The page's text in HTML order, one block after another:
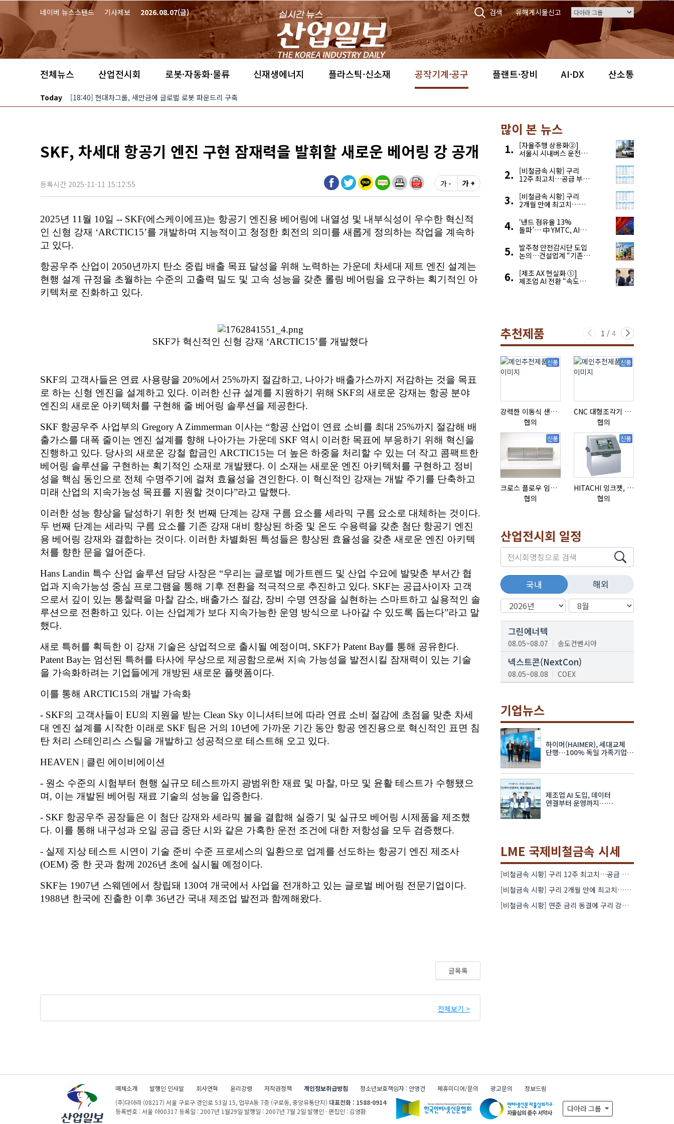
네이버 뉴스스탠드 기사제보 2026.08.07(금) 검색 유해게시물신고
전체뉴스 산업전시회 로봇·자동화·물류 신재생에너지 플라스틱·신소재 공작기계·공구 플랜트·장비 AI·DX 산소통
Today [18:40] 현대차그룹, 새만금에 글로벌 로봇 파운드리 구축
SKF, 차세대 항공기 엔진 구현 잠재력을 발휘할 새로운 베어링 강 공개
등록시간 2025-11-11 15:12:55 가 - 가 +
글목록
전체보기 >
많이 본 뉴스
[자율주행 상용화②]
서울시 시내버스 운전자
해결한다
[비철금속 시황] 구리
12주 최고치…공급 부족
[비철금속 시황] 구리
2개월 만에 최고치…
우려 확대
‘낸드 점유율 13%
돌파’… 中 YMTC, AI
4위 맹추격
발주청 안전감시단 도입
논의…건설업계 “기존
[제조 AX 현실화 ①]
제조업 AI 전환 “속도와
추천제품 1 / 4
신품
강력한 이동식 샌딩기 / 고급 이태리 IBIX샌드블라스터
협의
신품
CNC 대형조각기 K-2040B
협의
신품
크로스 플로우 임펠라
협의
신품
HITACHI 잉크젯, RX2-BD160S
협의
산업전시회 일정
국내 해외
그린에너텍
08.05~08.07 송도컨벤시아
넥스트콘(NextCon)
08.05~08.08 COEX
08.19~08.21
K-PRINT
08.19~08.22
자율주행모빌리티산업전
08.25~08.27
차세대 반도체 패키징 산업전
08.26~08.28 수원컨벤션센터
기업뉴스
하이머(HAIMER), 세대교체
단행…100% 독일 가족기업
제조업 AI 도입, 데이터
연결부터 운영까지…
LME 국제비철금속 시세
[비철금속 시황] 구리 12주 최고치…공급 부족 우려에 강세
[비철금속 시황] 구리 2개월 만에 최고치…재고 감소에 공급 부족 우려 확대
[비철금속 시황] 연준 금리 동결에 구리 강세…공급 부족 우려도 가격 지지
매체소개 발행인 인사말 회사연혁 윤리강령 저작권정책 개인정보취급방침 청소년보호책임자 : 안영건 제휴미디어/문의 광고문의
정보드림
(주)다아라 (08217) 서울 구로구 경인로 53길 15,업무A동 7층 (구로동, 중앙유통단지) 대표전화 : 1588-0914
등록번호 : 서울 아00317 등록일 : 2007년 1월29일 발행일 : 2007년 7월 2일 발행인 · 편집인 : 김영환 다아라 그룹